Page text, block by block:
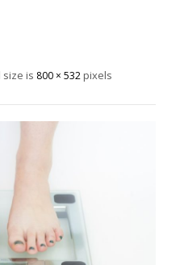
size is 800 × 532 pixels